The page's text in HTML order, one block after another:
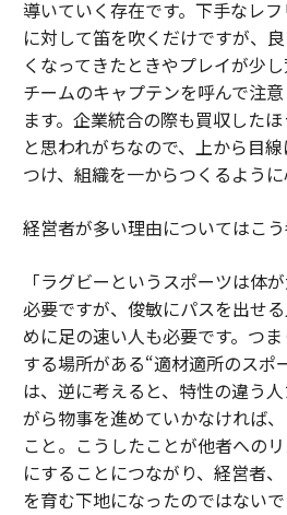
導いていく存在です。下手なレ
に対して笛を吹くだけですが、
くなってきたときやプレイが少
チームのキャプテンを呼んで注
ます。企業統合の際も買収した
と思われがちなので、上から目
つけ、組織を一からつくるように
経営者が多い理由についてはこう
「ラグビーというスポーツは体
必要ですが、俊敏にパスを出せ
めに足の速い人も必要です。つ
する場所がある“適材適所のスポ
は、逆に考えると、特性の違う
がら物事を進めていかなければ
こと。こうしたことが他者への
にすることにつながり、経営者
を育む下地になったのではないで